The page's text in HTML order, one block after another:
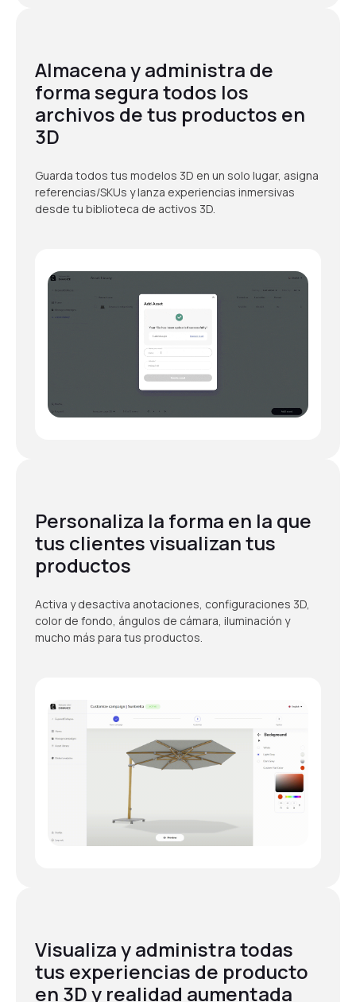
Almacena y administra de
forma segura todos los
archivos de tus productos en
3D
Guarda todos tus modelos 3D en un solo lugar, asigna
referencias/SKUs y lanza experiencias inmersivas
desde tu biblioteca de activos 3D.
Personaliza la forma en la que
tus clientes visualizan tus
productos
Activa y desactiva anotaciones, configuraciones 3D,
color de fondo, ángulos de cámara, iluminación y
mucho más para tus productos.
Visualiza y administra todas
tus experiencias de producto
en 3D y realidad aumentada